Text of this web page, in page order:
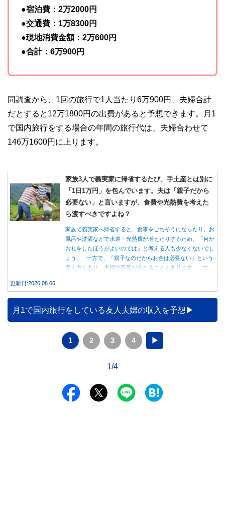
●宿泊費：2万2000円
●交通費：1万8300円
●現地消費金額：2万600円
●合計：6万900円
同調査から、1回の旅行で1人当たり6万900円、夫婦合計
だとすると12万1800円の出費があると予想できます。月1
で国内旅行をする場合の年間の旅行代は、夫婦合わせて
146万1600円に上ります。
家族3人で義実家に帰省するたび、手土産とは別に
「1日1万円」を包んでいます。夫は「親子だから
必要ない」と言いますが、食費や光熱費を考えた
ら渡すべきですよね？
家族で義実家へ帰省すると、食事をごちそうになったり、お
風呂や洗濯などで水道・光熱費が増えたりするため、「何か
お礼をしたほうがよいのでは」と考える人も少なくないでし
ょう。 一方で、「親子なのだからお金は必要ない」という
考え方もあり、夫婦で意見が分かることもあります。 で
更新日:2026.08.06
月1で国内旅行をしている友人夫婦の収入を予想
1 2 3 4 ▶
1/4